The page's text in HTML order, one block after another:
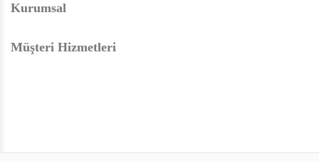
Kurumsal
Müşteri Hizmetleri